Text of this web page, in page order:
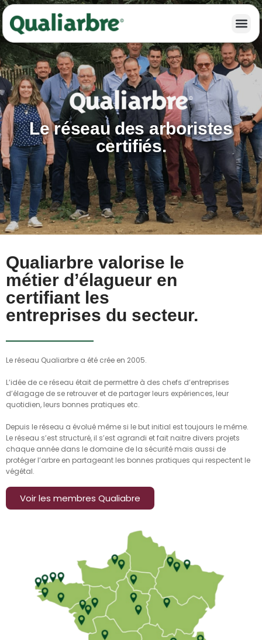
Le réseau des arboristes
certifiés.
Qualiarbre valorise le
métier d’élagueur en
certifiant les
entreprises du secteur.
Le réseau Qualiarbre a été crée en 2005.
L’idée de ce réseau était de permettre à des chefs d’entreprises
d’élagage de se retrouver et de partager leurs expériences, leur
quotidien, leurs bonnes pratiques etc.
Depuis le réseau a évolué même si le but initial est toujours le même.
Le réseau s’est structuré, il s’est agrandi et fait naitre divers projets
chaque année dans le domaine de la sécurité mais aussi de
protéger l’arbre en partageant les bonnes pratiques qui respectent le
végétal.
Voir les membres Qualiabre